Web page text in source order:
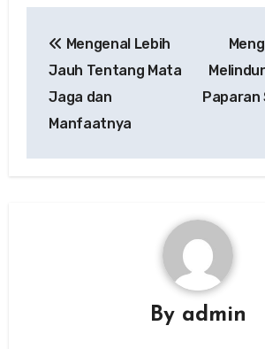
navigation
Mengenal Lebih
Jauh Tentang Mata
Jaga dan
Manfaatnya
Paparan
By admin